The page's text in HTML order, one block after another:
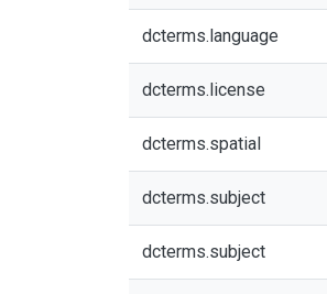
dcterms.language
dcterms.license
dcterms.spatial
dcterms.subject
dcterms.subject